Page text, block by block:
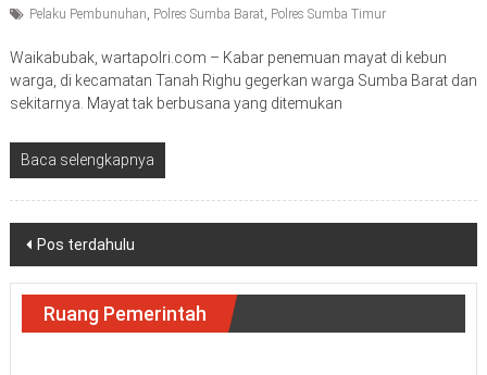
Pelaku Pembunuhan, Polres Sumba Barat, Polres Sumba Timur
Waikabubak, wartapolri.com – Kabar penemuan mayat di kebun
warga, di kecamatan Tanah Righu gegerkan warga Sumba Barat dan
sekitarnya. Mayat tak berbusana yang ditemukan
Baca selengkapnya
Navigasi
pos
Pos terdahulu
Ruang Pemerintah